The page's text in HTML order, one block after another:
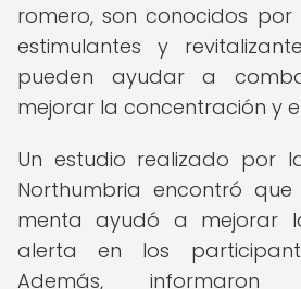
romero, son conocidos por
estimulantes y
pueden ayudar a
mejorar la concentración y
Un estudio realizado por
Northumbria encontró
menta ayudó a mejorar
alerta en los
Además, informaron